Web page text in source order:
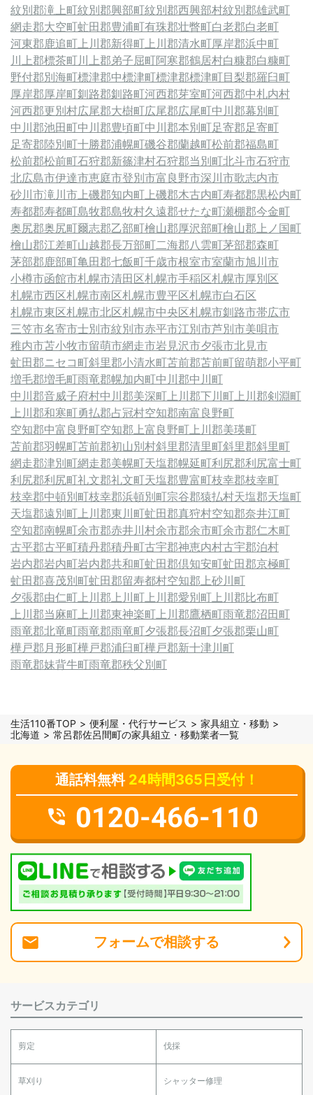
紋別郡滝上町紋別郡興部町紋別郡西興部村紋別郡雄武町
網走郡大空町虻田郡豊浦町有珠郡壮瞥町白老郡白老町
河東郡鹿追町上川郡新得町上川郡清水町厚岸郡浜中町
川上郡標茶町川上郡弟子屈町阿寒郡鶴居村白糠郡白糠町
野付郡別海町標津郡中標津町標津郡標津町目梨郡羅臼町
厚岸郡厚岸町釧路郡釧路町河西郡芽室町河西郡中札内村
河西郡更別村広尾郡大樹町広尾郡広尾町中川郡幕別町
中川郡池田町中川郡豊頃町中川郡本別町足寄郡足寄町
足寄郡陸別町十勝郡浦幌町磯谷郡蘭越町松前郡福島町
松前郡松前町石狩郡新篠津村石狩郡当別町北斗市石狩市
北広島市伊達市恵庭市登別市富良野市深川市歌志内市
砂川市滝川市上磯郡知内町上磯郡木古内町寿都郡黒松内町
寿都郡寿都町島牧郡島牧村久遠郡せたな町瀬棚郡今金町
奥尻郡奥尻町爾志郡乙部町檜山郡厚沢部町檜山郡上ノ国町
檜山郡江差町山越郡長万部町二海郡八雲町茅部郡森町
茅部郡鹿部町亀田郡七飯町千歳市根室市室蘭市旭川市
小樽市函館市札幌市清田区札幌市手稲区札幌市厚別区
札幌市西区札幌市南区札幌市豊平区札幌市白石区
札幌市東区札幌市北区札幌市中央区札幌市釧路市帯広市
三笠市名寄市士別市紋別市赤平市江別市芦別市美唄市
稚内市苫小牧市留萌市網走市岩見沢市夕張市北見市
虻田郡ニセコ町斜里郡小清水町苫前郡苫前町留萌郡小平町
増毛郡増毛町雨竜郡幌加内町中川郡中川町
中川郡音威子府村中川郡美深町上川郡下川町上川郡剣淵町
上川郡和寒町勇払郡占冠村空知郡南富良野町
空知郡中富良野町空知郡上富良野町上川郡美瑛町
苫前郡羽幌町苫前郡初山別村斜里郡清里町斜里郡斜里町
網走郡津別町網走郡美幌町天塩郡幌延町利尻郡利尻富士町
利尻郡利尻町礼文郡礼文町天塩郡豊富町枝幸郡枝幸町
枝幸郡中頓別町枝幸郡浜頓別町宗谷郡猿払村天塩郡天塩町
天塩郡遠別町上川郡東川町虻田郡真狩村空知郡奈井江町
空知郡南幌町余市郡赤井川村余市郡余市町余市郡仁木町
古平郡古平町積丹郡積丹町古宇郡神恵内村古宇郡泊村
岩内郡岩内町岩内郡共和町虻田郡倶知安町虻田郡京極町
虻田郡喜茂別町虻田郡留寿都村空知郡上砂川町
夕張郡由仁町上川郡上川町上川郡愛別町上川郡比布町
上川郡当麻町上川郡東神楽町上川郡鷹栖町雨竜郡沼田町
雨竜郡北竜町雨竜郡雨竜町夕張郡長沼町夕張郡栗山町
樺戸郡月形町樺戸郡浦臼町樺戸郡新十津川町
雨竜郡妹背牛町雨竜郡秩父別町
生活110番TOP 便利屋・代行サービス
家具組立・移動
北海道
常呂郡佐呂間町の家具組立・移動業者一覧
通話料無料 24時間365日受付！
0120-466-110
フォームで相談する
サービスカテゴリ
剪定 伐採
草刈り シャッター修理